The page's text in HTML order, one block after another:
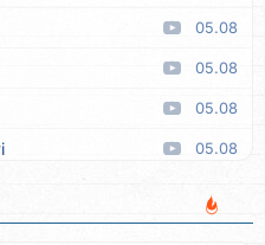
05.08
05.08
05.08
05.08
05.08